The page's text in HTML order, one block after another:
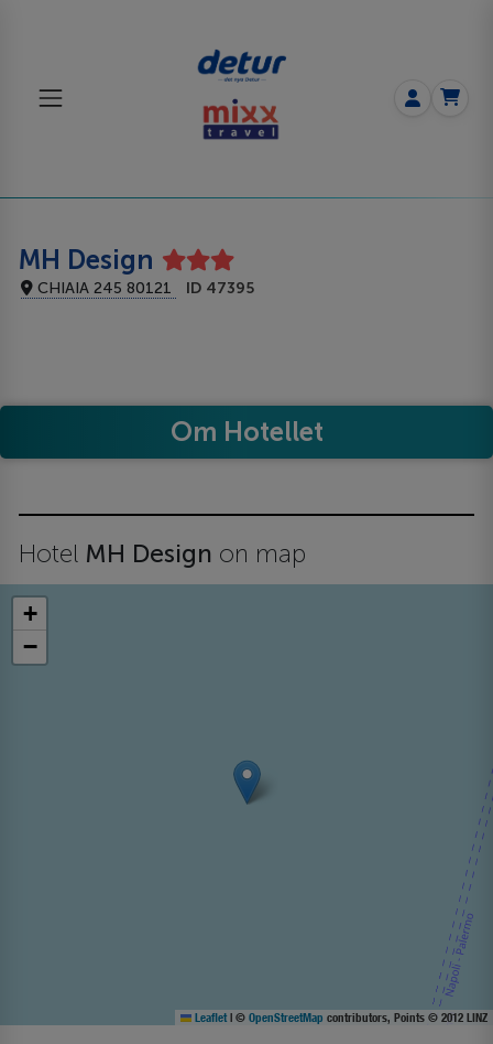
MH Design
CHIAIA 245 80121 ID 47395
Om Hotellet
Hotel MH Design on map
+
−
Leaflet | © OpenStreetMap contributors, Points © 2012 LINZ